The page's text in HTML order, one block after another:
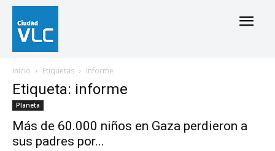
Inicio Etiquetas Informe
Etiqueta: informe
Planeta
Más de 60.000 niños en Gaza perdieron a
sus padres por...